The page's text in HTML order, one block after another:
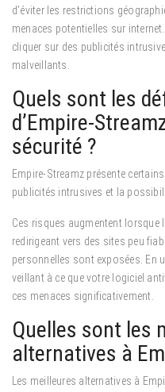
d’éviter les restrictions
menaces potentielles sur
cliquer sur des publicités
malveillants.
Quels sont les
d’Empire-
sécurité ?
Empire-Streamz présente
publicités intrusives et la
Ces risques augmentent lorsque
redirigeant vers des sites peu
personnelles sont exposées. En
veillant à ce que votre logiciel
ces menaces significativement.
Quelles sont les
alternatives à
Les meilleures alternatives à